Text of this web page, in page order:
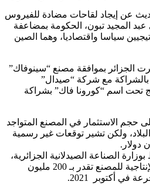
عن إيجاد لقاحات مضادة للفيروس
عبد المجيد تبون، الحكومة بمضاعفة
سياسا واقتصاديا، وهما الصين
الجزائر بموافقة مصنع “سينوفاك”
بالشراكة مع شركة “صيدال”
تحت اسم “كورونا فاك” بشراكة
حجم الاستثمار في المصنع المتواجد
ولكن تشير توقعات غير رسمية
الصناعة الصيدلانية الجزائرية،
بشير علواش، أن “القدرات الإنتاجية للمصنع تقدر بـ 200 مليون
أكتوبر 2021.